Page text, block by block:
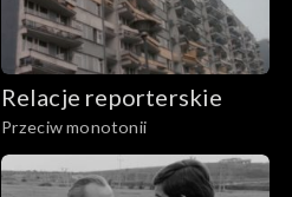
Relacje reporterskie
Przeciw monotonii